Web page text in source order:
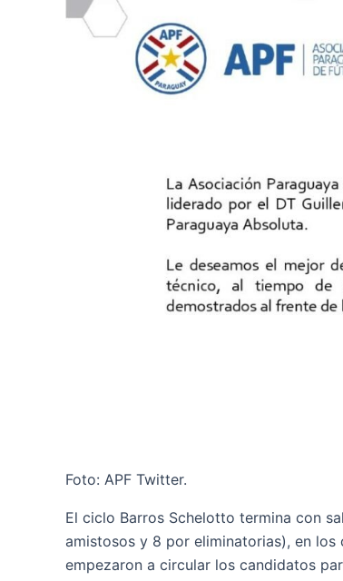
Foto: APF Twitter.
El ciclo Barros Schelotto termina con
amistosos y 8 por eliminatorias), en
empezaron a circular los candidatos